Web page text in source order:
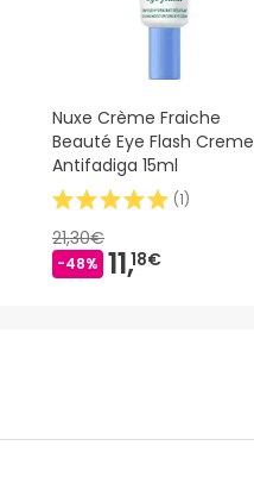
Nuxe Crème Fraiche
Beauté Eye Flash Creme
Antifadiga 15ml
(1)
21,30€
-48% 11,18€